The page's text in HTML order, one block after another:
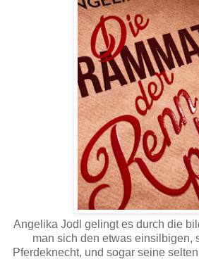
Angelika Jodl gelingt es durch die
man sich den etwas einsilbigen,
Pferdeknecht, und sogar seine